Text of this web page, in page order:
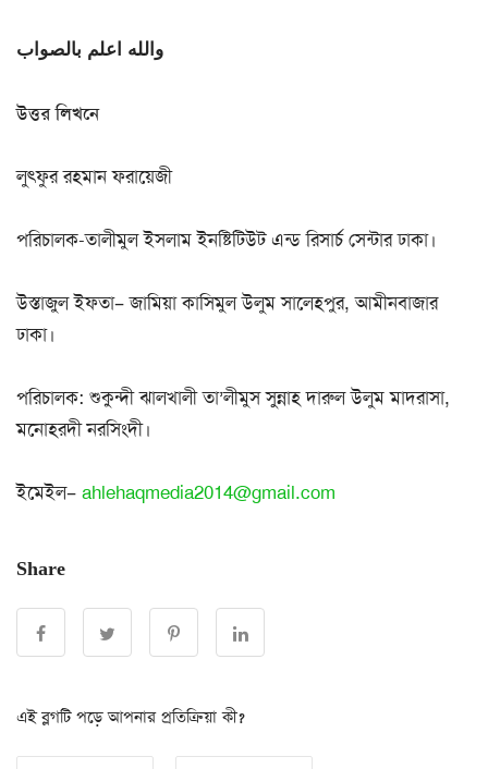
والله اعلم بالصواب
উত্তর লিখনে
লুৎফুর রহমান ফরায়েজী
পরিচালক-তালীমুল ইসলাম ইনষ্টিটিউট এন্ড রিসার্চ সেন্টার ঢাকা।
উস্তাজুল ইফতা– জামিয়া কাসিমুল উলুম সালেহপুর, আমীনবাজার
ঢাকা।
পরিচালক: শুকুন্দী ঝালখালী তা’লীমুস সুন্নাহ দারুল উলুম মাদরাসা,
মনোহরদী নরসিংদী।
ইমেইল– ahlehaqmedia2014@gmail.com
Share
এই ব্লগটি পড়ে আপনার প্রতিক্রিয়া কী?